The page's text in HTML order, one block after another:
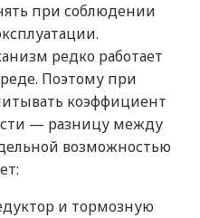
при соблюдении
редко работает
Поэтому при
коэффициент
— разницу между
возможностью
и тормозную